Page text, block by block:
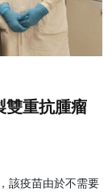
雙重抗腫瘤
該疫苗由於不需要